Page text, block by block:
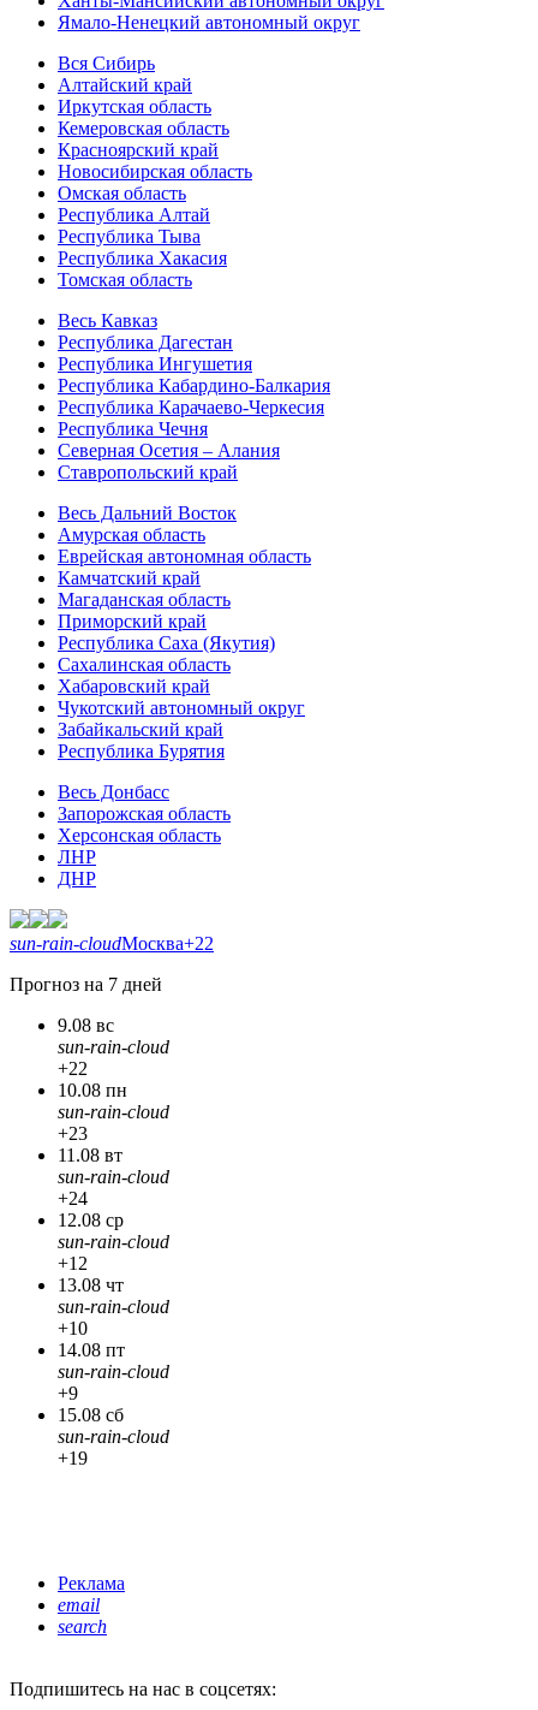
Ямало-Ненецкий автономный округ
Вся Сибирь
Алтайский край
Иркутская область
Кемеровская область
Красноярский край
Новосибирская область
Омская область
Республика Алтай
Республика Тыва
Республика Хакасия
Томская область
Весь Кавказ
Республика Дагестан
Республика Ингушетия
Республика Кабардино-Балкария
Республика Карачаево-Черкесия
Республика Чечня
Северная Осетия – Алания
Ставропольский край
Весь Дальний Восток
Амурская область
Еврейская автономная область
Камчатский край
Магаданская область
Приморский край
Республика Саха (Якутия)
Сахалинская область
Хабаровский край
Чукотский автономный округ
Забайкальский край
Республика Бурятия
Весь Донбасс
Запорожская область
Херсонская область
ЛНР
ДНР
sun-rain-cloudМосква+22
Прогноз на 7 дней
9.08 вс
sun-rain-cloud
+22
10.08 пн
sun-rain-cloud
+23
11.08 вт
sun-rain-cloud
+24
12.08 ср
sun-rain-cloud
+12
13.08 чт
sun-rain-cloud
+10
14.08 пт
sun-rain-cloud
+9
15.08 сб
sun-rain-cloud
+19
Реклама
email
search
Подпишитесь на нас в соцсетях: